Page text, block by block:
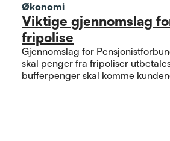
Økonomi
Viktige gjennomslag
fripolise
Gjennomslag for
skal penger fra fripoliser
bufferpenger skal komme